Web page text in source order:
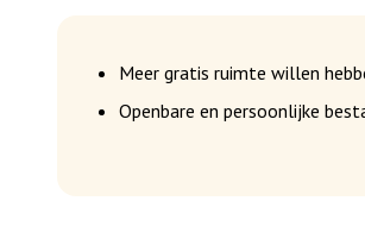
Meer gratis ruimte willen
Openbare en persoonlijke